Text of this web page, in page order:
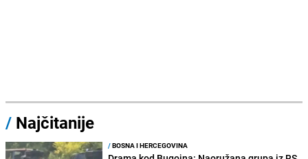
/ Najčitanije
/BOSNA I HERCEGOVINA